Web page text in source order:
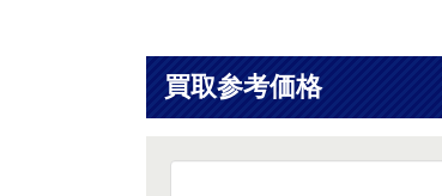
買取参考価格